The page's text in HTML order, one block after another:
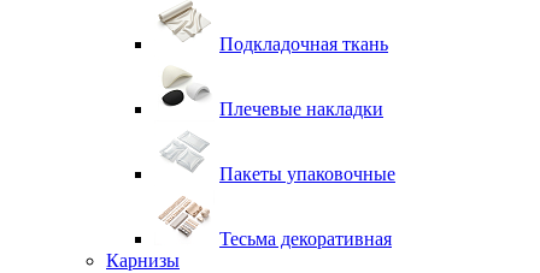
Подкладочная ткань
Плечевые накладки
Пакеты упаковочные
Тесьма декоративная
Карнизы